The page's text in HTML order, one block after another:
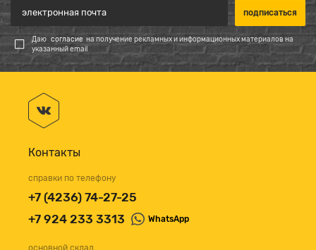
Даю согласие на получение рекламных и информационных материалов на
указанный email
Контакты
справки по телефону
+7 (4236) 74-27-25
+7 924 233 3313
WhatsApp
основной склад